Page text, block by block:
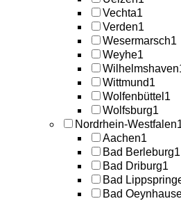
Vechta1
Verden1
Wesermarsch1
Weyhe1
Wilhelmshaven
Wittmund1
Wolfenbüttel 1
Wolfsburg1
Nordrhein-Westfalen
Aachen1
Bad Berleburg1
Bad Driburg1
Bad
Bad